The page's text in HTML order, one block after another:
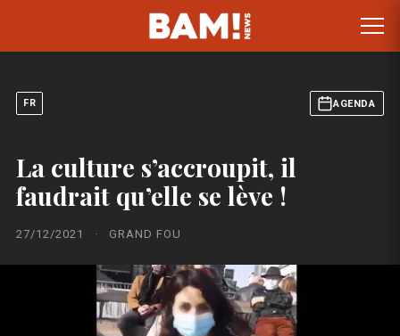
FR AGENDA
La culture s’accroupit, il
faudrait qu’elle se lève !
27/12/2021 · GRAND FOU